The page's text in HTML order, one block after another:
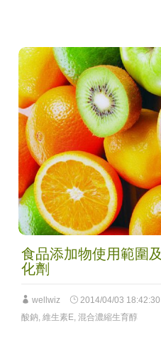
食品添加物使用範圍
化劑
wellwiz 2014/04/03 18:42:30
酸鈉, 維生素E, 混合濃縮生育醇